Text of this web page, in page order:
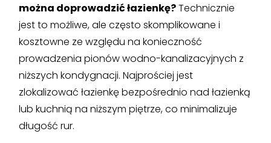
można doprowadzić łazienkę?Technicznie
jest to możliwe, ale często skomplikowane i
kosztowne ze względu na konieczność
prowadzenia pionów wodno-kanalizacyjnych z
niższych kondygnacji. Najprościej jest
zlokalizować łazienkę bezpośrednio nad łazienką
lub kuchnią na niższym piętrze, co minimalizuje
długość rur.